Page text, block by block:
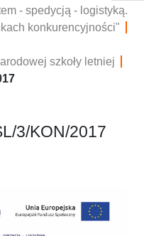
- spedycją - logistyką.
konkurencyjności"
szkoły letniej
3/KON/2017